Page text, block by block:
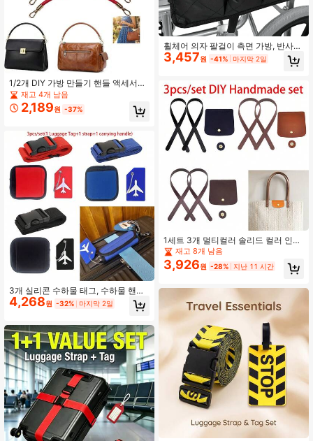
1/2개 DIY 가방 만들기 핸들 액세서리
세트, 다양한 색상 옵션, 새로운 교체
가능한 PU 골드 플레이트 훅 가방 핸
들 스트랩, 가방 어깨 스트랩, 수공예
들 어깨 스트랩
재고 4개 남음
2,189원 -37%
3개 실리콘 수하물 태그, 수하물 핸들
미끄럼 방지 커버, 여행 가방 식별 태
그, 여행 가방 스트랩, 내마모성 수하
4,268원 -32% 마지막 2일
휠체어 의자 팔걸이 측면 가방, 반사
스트라이프가있는 다기능 포켓 수납
가방
3,457원 -41% 마지막 2일
1세트 3개 멀티컬러 솔리드 컬러 인조
가죽 DIY 가방 액세서리, PU 가죽 핸
들 스트랩 + 자석 스냅 가방 플랩, 수제
봉제 토트백 수정 재료, 미니멀리스트
핸드백 재료 키트
재고 8개 남음
3,926원 -28% 지난 11 시간